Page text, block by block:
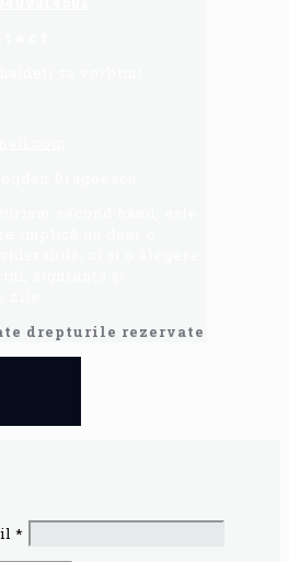
drepturile rezervate
*